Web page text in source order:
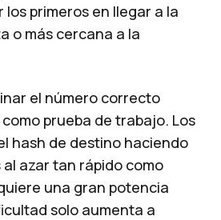
los primeros en llegar a la
o más cercana a la
el número correcto
prueba de trabajo. Los
hash de destino haciendo
azar tan rápido como
una gran potencia
solo aumenta a